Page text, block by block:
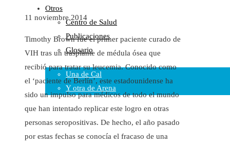
Cara Oscura Sanidad
Humor
Cal y Arena
Una de Cal
Y otra de Arena
Noticias Sanitarias
Otros
Centro de Salud
Publicaciones
Glosario
11 noviembre 2014
Timothy Brown fue el primer paciente curado de
VIH tras un trasplante de médula ósea que
recibió para tratar su leucemia. Conocido como
el ‘paciente de Berlín’, este estadounidense ha
sido un impulso para médicos de todo el mundo
que han intentado replicar este logro en otras
personas seropositivas. De hecho, el año pasado
por estas fechas se conocía el fracaso de una